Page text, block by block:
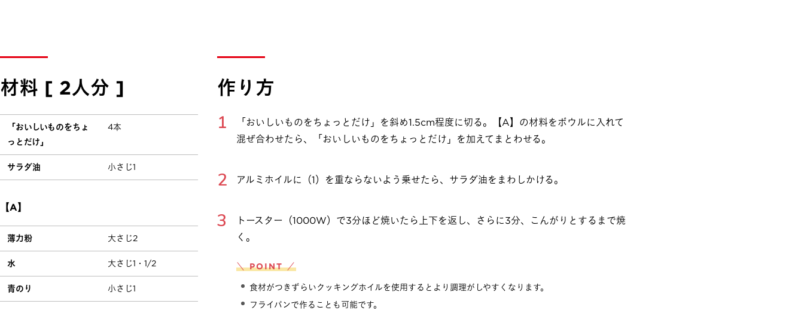
材料 [ 2人分 ]
「おいしいものをちょ
っとだけ」
4本
サラダ油 小さじ1
【A】
薄力粉 大さじ2
水 大さじ1・1/2
青のり 小さじ1
作り方
「おいしいものをちょっとだけ」を斜め1.5cm程度に切る。【A】の材料をボウルに入れて
混ぜ合わせたら、「おいしいものをちょっとだけ」を加えてまとわせる。
アルミホイルに（1）を重ならないよう乗せたら、サラダ油をまわしかける。
トースター（1000W）で3分ほど焼いたら上下を返し、さらに3分、こんがりとするまで焼
く。
＼ POINT ／
食材がつきずらいクッキングホイルを使用するとより調理がしやすくなります。​
フライパンで作ることも可能です。​